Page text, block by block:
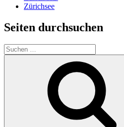
Zürichsee
Seiten durchsuchen
Suchen
nach: